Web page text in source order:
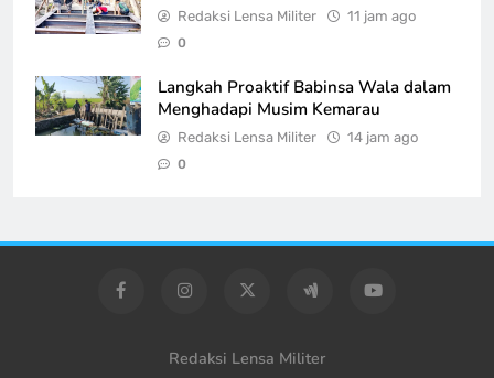
Redaksi Lensa Militer 11 jam ago
0
Langkah Proaktif Babinsa Wala dalam
Menghadapi Musim Kemarau
Redaksi Lensa Militer 14 jam ago
0
Redaksi Lensa Militer